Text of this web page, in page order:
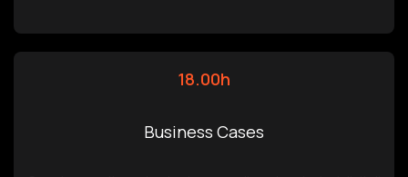
18.00h
Business Cases